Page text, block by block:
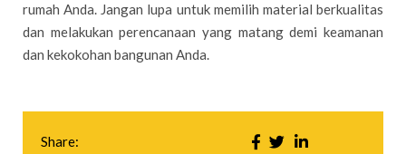
rumah Anda. Jangan lupa untuk memilih material berkualitas
dan melakukan perencanaan yang matang demi keamanan
dan kekokohan bangunan Anda.
Share: